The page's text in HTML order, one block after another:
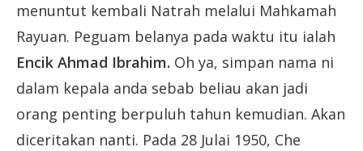
menuntut kembali Natrah melalui Mahkamah
Rayuan. Peguam belanya pada waktu itu ialah
Encik Ahmad Ibrahim. Oh ya, simpan nama ni
dalam kepala anda sebab beliau akan jadi
orang penting berpuluh tahun kemudian. Akan
diceritakan nanti. Pada 28 Julai 1950, Che